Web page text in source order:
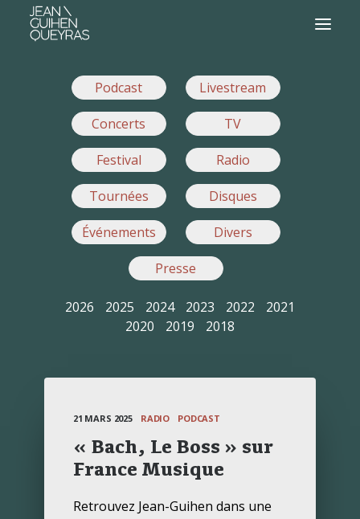
RECHERCHE
Podcast Livestream
Concerts TV
Festival Radio
Tournées Disques
Événements Divers
Presse
2026 2025 2024 2023 2022
2021
2020
2019 2018
21 MARS 2025 RADIO PODCAST
« Bach, Le Boss » sur
France Musique
Retrouvez Jean-Guihen dans une